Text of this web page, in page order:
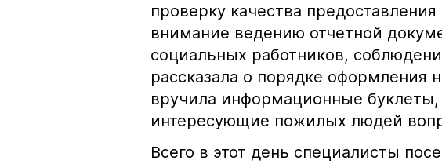
проверку качества
внимание ведению отчетной
социальных работников,
рассказала о порядке оформления
вручила информационные буклеты,
интересующие пожилых людей
Всего в этот день специалисты